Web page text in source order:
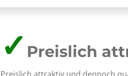
✓ Preislich